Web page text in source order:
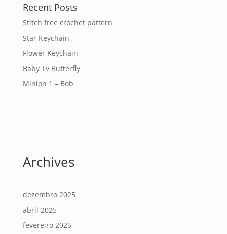
Recent Posts
Stitch free crochet pattern
Star Keychain
Flower Keychain
Baby Tv Butterfly
Minion 1 – Bob
Archives
dezembro 2025
abril 2025
fevereiro 2025